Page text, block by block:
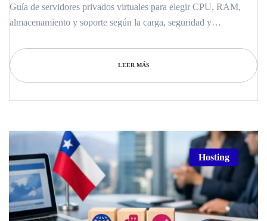
Guía de servidores privados virtuales para elegir CPU, RAM,
almacenamiento y soporte según la carga, seguridad y
LEER MÁS
Hosting